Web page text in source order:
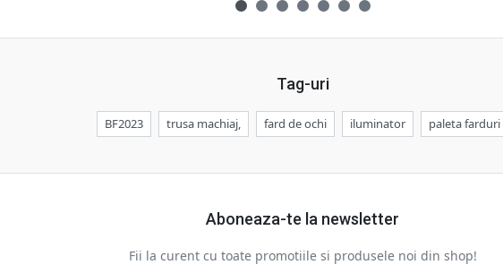
Tag-uri
BF2023 trusa machiaj, fard de ochi iluminator paleta farduri
Aboneaza-te la newsletter
Fii la curent cu toate promotiile si produsele noi din shop!